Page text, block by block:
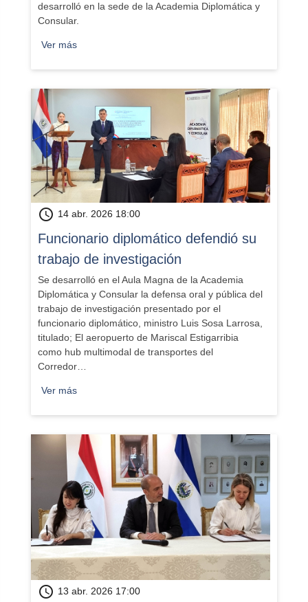
desarrolló en la sede de la Academia Diplomática y
Consular.
Ver más
schedule 14 abr. 2026 18:00
Funcionario diplomático defendió su
trabajo de investigación
Se desarrolló en el Aula Magna de la Academia
Diplomática y Consular la defensa oral y pública del
trabajo de investigación presentado por el
funcionario diplomático, ministro Luis Sosa Larrosa,
titulado; El aeropuerto de Mariscal Estigarribia
como hub multimodal de transportes del
Corredor…
Ver más
schedule 13 abr. 2026 17:00